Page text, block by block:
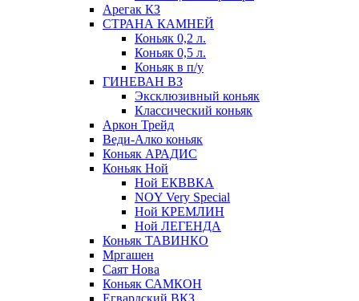
Арегак КЗ
СТРАНА КАМНЕЙ
Коньяк 0,2 л.
Коньяк 0,5 л.
Коньяк в п/у
ГИНЕВАН ВЗ
Эксклюзивный коньяк
Классический коньяк
Аркон Трейд
Веди-Алко коньяк
Коньяк АРАДИС
Коньяк Ной
Ной ЕКВВКА
NOY Very Special
Ной КРЕМЛИН
Ной ЛЕГЕНДА
Коньяк ТАВИНКО
Мргашен
Саят Нова
Коньяк САМКОН
Егвардский ВКЗ